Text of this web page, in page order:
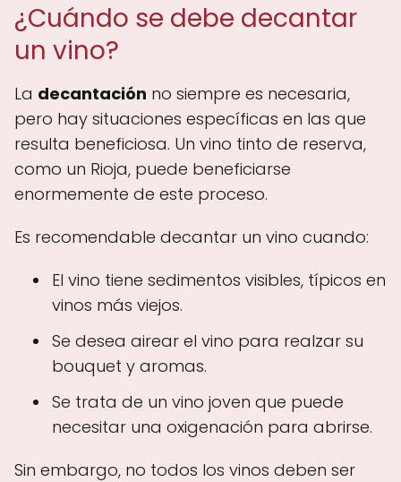
¿Cuándo se debe decantar
un vino?
La decantación no siempre es necesaria,
pero hay situaciones específicas en las que
resulta beneficiosa. Un vino tinto de reserva,
como un Rioja, puede beneficiarse
enormemente de este proceso.
Es recomendable decantar un vino cuando:
El vino tiene sedimentos visibles, típicos en
vinos más viejos.
Se desea airear el vino para realzar su
bouquet y aromas.
Se trata de un vino joven que puede
necesitar una oxigenación para abrirse.
Sin embargo, no todos los vinos deben ser